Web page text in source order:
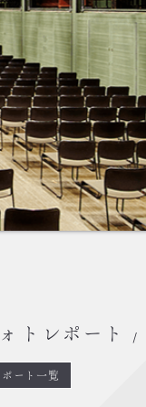
トレポート
ート一覧